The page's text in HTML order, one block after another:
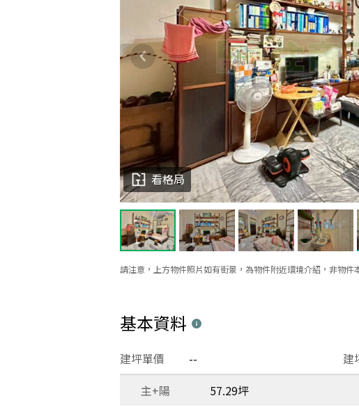
請注意，上方物件照片如有街景，為物件附近環境介紹，非物件
看格局
基本資料
建
建坪單價 --
主+陽
57.29坪